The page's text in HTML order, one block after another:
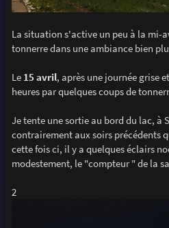
La situation s'active un peu à la mi-
tonnerre dans une ambiance bien
Le 15 avril, après une journée grise
heures par quelques coups de
Je tente une sortie au bord du lac, à
contrairement aux soirs précédents
cette fois ci, il y a quelques éclairs
modestement, le "compteur " de la
2